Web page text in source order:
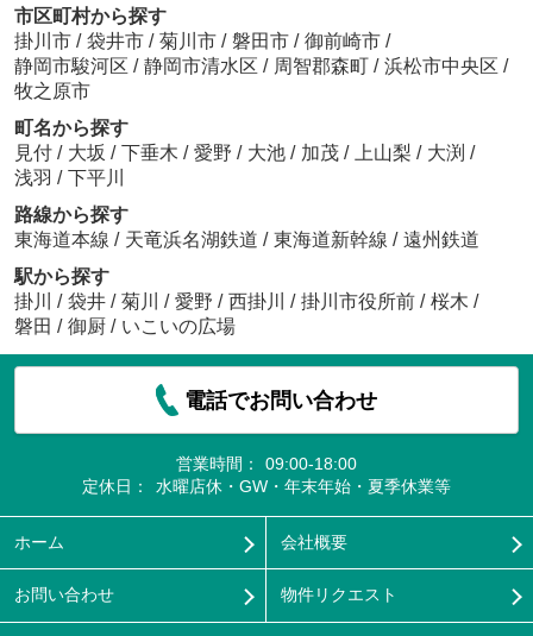
市区町村から探す
掛川市 / 袋井市 / 菊川市 / 磐田市 / 御前崎市 /
静岡市駿河区 / 静岡市清水区 / 周智郡森町 / 浜松市中央区 /
牧之原市
町名から探す
見付 / 大坂 / 下垂木 / 愛野 / 大池 / 加茂 / 上山梨 / 大渕 /
浅羽 / 下平川
路線から探す
東海道本線 / 天竜浜名湖鉄道 / 東海道新幹線 / 遠州鉄道
駅から探す
掛川
/ 袋井 / 菊川 / 愛野 / 西掛川 / 掛川市役所前 / 桜木 /
磐田 / 御厨 / いこいの広場
電話でお問い合わせ
営業時間：
09:00-18:00
定休日：
水曜店休・GW・年末年始・夏季休業等
ホーム 会社概要
お問い合わせ 物件リクエスト